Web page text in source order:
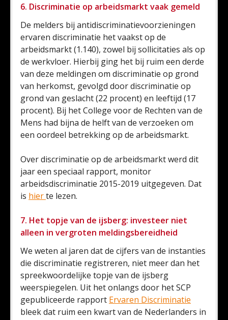
6. Discriminatie op arbeidsmarkt vaak gemeld
De melders bij antidiscriminatievoorzieningen
ervaren discriminatie het vaakst op de
arbeidsmarkt (1.140), zowel bij sollicitaties als op
de werkvloer. Hierbij ging het bij ruim een derde
van deze meldingen om discriminatie op grond
van herkomst, gevolgd door discriminatie op
grond van geslacht (22 procent) en leeftijd (17
procent). Bij het College voor de Rechten van de
Mens had bijna de helft van de verzoeken om
een oordeel betrekking op de arbeidsmarkt.
Over discriminatie op de arbeidsmarkt werd dit
jaar een speciaal rapport, monitor
arbeidsdiscriminatie 2015-2019 uitgegeven. Dat
is hierte lezen.
7. Het topje van de ijsberg: investeer niet
alleen in vergroten meldingsbereidheid
We weten al jaren dat de cijfers van de instanties
die discriminatie registreren, niet meer dan het
spreekwoordelijke topje van de ijsberg
weerspiegelen. Uit het onlangs door het SCP
gepubliceerde rapport Ervaren Discriminatie
bleek dat ruim een kwart van de Nederlanders in